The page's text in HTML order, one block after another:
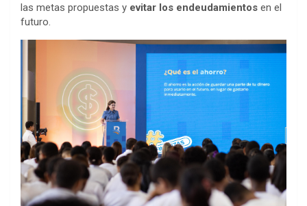
las metas propuestas y evitar los endeudamientos en el
futuro.